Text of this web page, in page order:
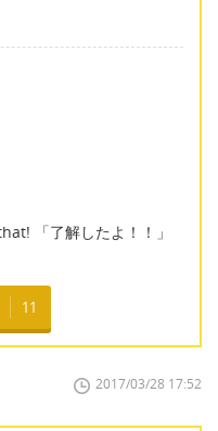
「了解したよ！！」
11
2017/03/28 17:52